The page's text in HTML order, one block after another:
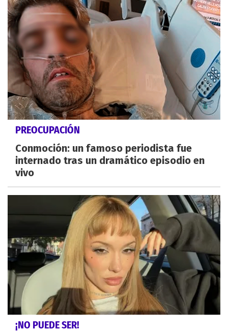
PREOCUPACIÓN
Conmoción: un famoso periodista fue
internado tras un dramático episodio en
vivo
¡NO PUEDE SER!